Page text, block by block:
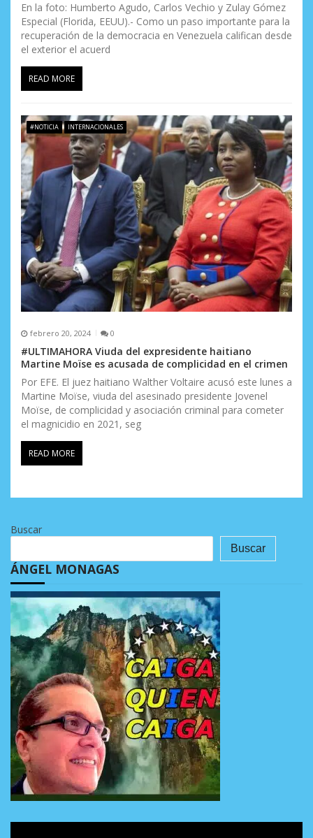
En la foto: Humberto Agudo, Carlos Vechio y Zulay Gómez
Especial (Florida, EEUU).- Como un paso importante para la
recuperación de la democracia en Venezuela califican desde
el exterior el acuerd
READ MORE
#NOTICIA INTERNACIONALES
febrero 20, 2024 0
#ULTIMAHORA Viuda del expresidente haitiano
Martine Moïse es acusada de complicidad en el crimen
Por EFE. El juez haitiano Walther Voltaire acusó este lunes a
Martine Moïse, viuda del asesinado presidente Jovenel
Moïse, de complicidad y asociación criminal para cometer
el magnicidio en 2021, seg
READ MORE
Buscar
Buscar
ÁNGEL MONAGAS